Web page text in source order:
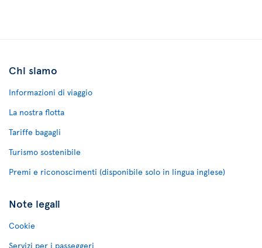
Chi siamo
Informazioni di viaggio
La nostra flotta
Tariffe bagagli
Turismo sostenibile
Premi e riconoscimenti (disponibile solo in lingua inglese)
Note legali
Cookie
Servizi per i passeggeri